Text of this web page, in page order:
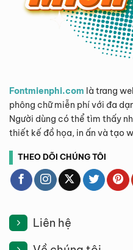
Fontmienphi.com là trang
phông chữ miễn phí với đa
Người dùng có thể tìm thấy
thiết kế đồ họa, in ấn và tạo
THEO DÕI CHÚNG TÔI
Liên hệ